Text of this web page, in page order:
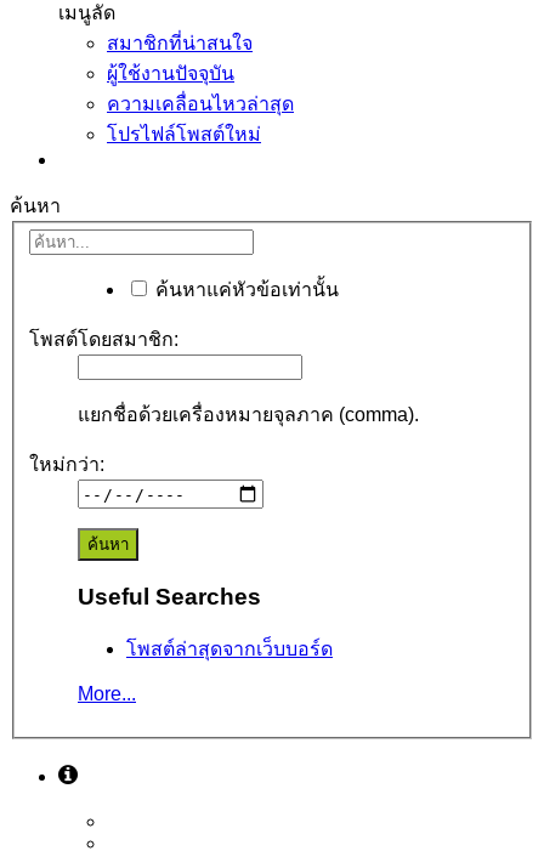
เมนูลัด
สมาชิกที่น่าสนใจ
ผู้ใช้งานปัจจุบัน
ความเคลื่อนไหวล่าสุด
โปรไฟล์โพสต์ใหม่
ค้นหา
ค้นหาแค่หัวข้อเท่านั้น
โพสต์โดยสมาชิก:
แยกชื่อด้วยเครื่องหมายจุลภาค (comma).
ใหม่กว่า:
Useful Searches
โพสต์ล่าสุดจากเว็บบอร์ด
More...